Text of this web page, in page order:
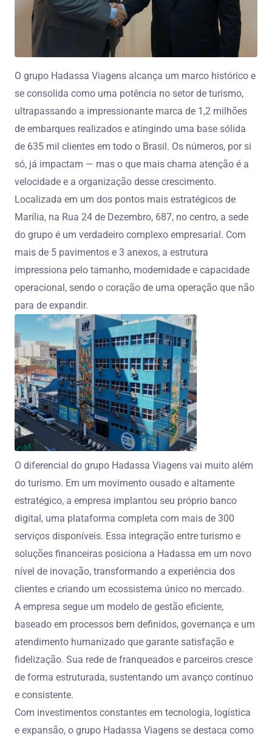
O grupo Hadassa Viagens alcança um marco histórico e
se consolida como uma potência no setor de turismo,
ultrapassando a impressionante marca de 1,2 milhões
de embarques realizados e atingindo uma base sólida
de 635 mil clientes em todo o Brasil. Os números, por si
só, já impactam — mas o que mais chama atenção é a
velocidade e a organização desse crescimento.
Localizada em um dos pontos mais estratégicos de
Marília, na Rua 24 de Dezembro, 687, no centro, a sede
do grupo é um verdadeiro complexo empresarial. Com
mais de 5 pavimentos e 3 anexos, a estrutura
impressiona pelo tamanho, modernidade e capacidade
operacional, sendo o coração de uma operação que não
para de expandir.
O diferencial do grupo Hadassa Viagens vai muito além
do turismo. Em um movimento ousado e altamente
estratégico, a empresa implantou seu próprio banco
digital, uma plataforma completa com mais de 300
serviços disponíveis. Essa integração entre turismo e
soluções financeiras posiciona a Hadassa em um novo
nível de inovação, transformando a experiência dos
clientes e criando um ecossistema único no mercado.
A empresa segue um modelo de gestão eficiente,
baseado em processos bem definidos, governança e um
atendimento humanizado que garante satisfação e
fidelização. Sua rede de franqueados e parceiros cresce
de forma estruturada, sustentando um avanço contínuo
e consistente.
Com investimentos constantes em tecnologia, logística
e expansão, o grupo Hadassa Viagens se destaca como